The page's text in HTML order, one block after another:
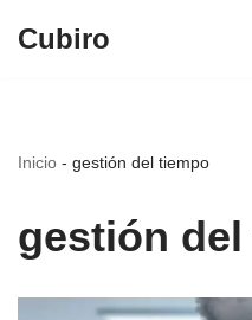
Cubiro
Inicio - gestión del tiempo
gestión